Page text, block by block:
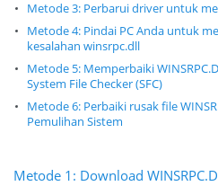
Metode 3: Perbarui driver untuk
Metode 4: Pindai PC Anda untuk
kesalahan winsrpc.dll
Metode 5: Memperbaiki
System File Checker (SFC)
Metode 6: Perbaiki rusak file
Pemulihan Sistem
Metode 1: Download